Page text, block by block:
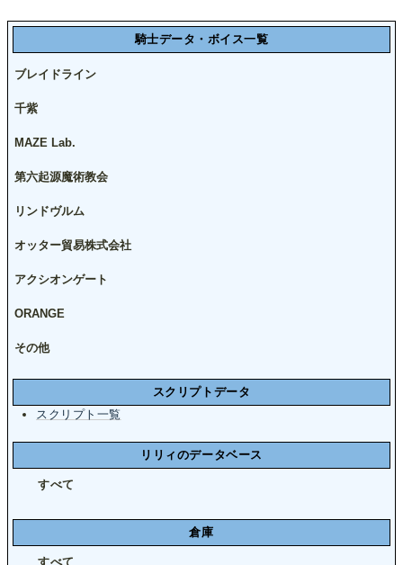
騎士データ・ボイス一覧
ブレイドライン
千紫
MAZE Lab.
第六起源魔術教会
リンドヴルム
オッター貿易株式会社
アクシオンゲート
ORANGE
その他
スクリプトデータ
スクリプト一覧
リリィのデータベース
すべて
倉庫
すべて